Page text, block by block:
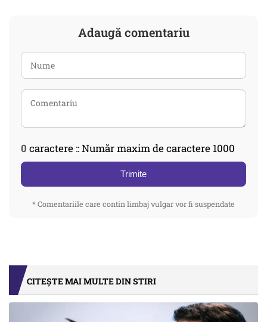
Adaugă comentariu
0 caractere :: Număr maxim de caractere 1000
Trimite
* Comentariile care contin limbaj vulgar vor fi suspendate
CITEȘTE MAI MULTE DIN STIRI